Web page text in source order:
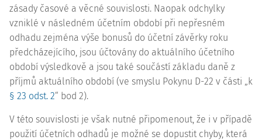
zásady časové a věcné souvislosti. Naopak odchylky
vzniklé v následném účetním období při nepřesném
odhadu zejména výše bonusů do účetní závěrky roku
předcházejícího, jsou účtovány do aktuálního účetního
období výsledkově a jsou také součástí základu daně z
příjmů aktuálního období (ve smyslu Pokynu D-22 v části „k
§ 23 odst. 2“ bod 2).
V této souvislosti je však nutné připomenout, že i v případě
použití účetních odhadů je možné se dopustit chyby, která